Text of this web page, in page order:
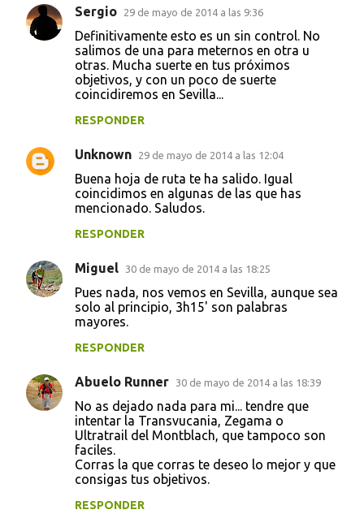
Sergio 29 de mayo de 2014 a las 9:36
Definitivamente esto es un sin control. No
salimos de una para meternos en otra u
otras. Mucha suerte en tus próximos
objetivos, y con un poco de suerte
coincidiremos en Sevilla...
RESPONDER
Unknown 29 de mayo de 2014 a las 12:04
Buena hoja de ruta te ha salido. Igual
coincidimos en algunas de las que has
mencionado. Saludos.
RESPONDER
Miguel 30 de mayo de 2014 a las 18:25
Pues nada, nos vemos en Sevilla, aunque sea
solo al principio, 3h15' son palabras
mayores.
RESPONDER
Abuelo Runner 30 de mayo de 2014 a las 18:39
No as dejado nada para mi... tendre que
intentar la Transvucania, Zegama o
Ultratrail del Montblach, que tampoco son
faciles.
Corras la que corras te deseo lo mejor y que
consigas tus objetivos.
RESPONDER